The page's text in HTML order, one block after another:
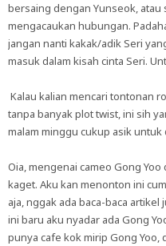
bersaing dengan Yunseok,
mengacaukan hubungan.
jangan nanti kakak/adik Seri
masuk dalam kisah cinta Seri.
Kalau kalian mencari tontonan
tanpa banyak plot twist, ini sih
malam minggu cukup asik untuk
Oia, mengenai cameo Gong
kaget. Aku kan menonton ini
aja, nggak ada baca-baca
ini baru aku nyadar ada Gong
punya cafe kok mirip Gong Yoo,